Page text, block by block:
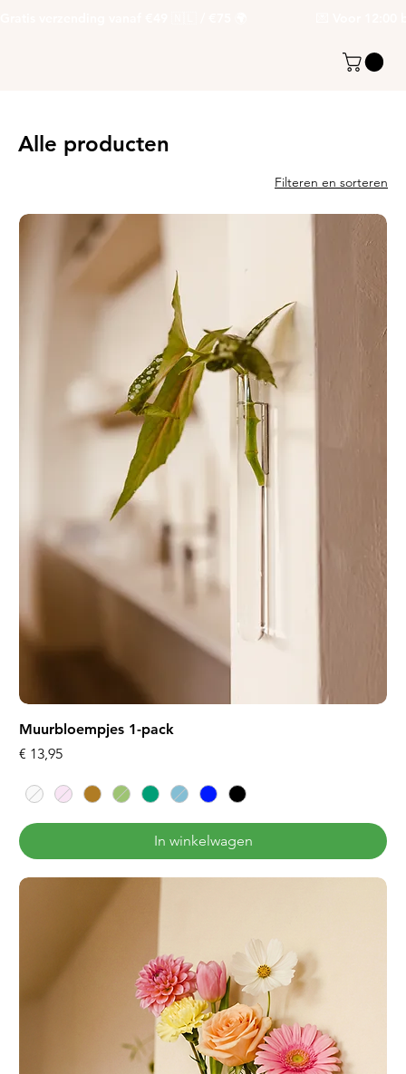
Alle producten
Filteren en sorteren
Muurbloempjes 1-pack
Prijs
€ 13,95
In winkelwagen